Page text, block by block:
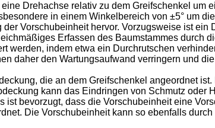
Drehachse relativ zu dem Greifschenkel um
in einem Winkelbereich von ±5° um
Vorschubeinheit hervor. Vorzugsweise ist
Erfassen des Baumstammes durch
werden, indem etwa ein Durchrutschen
daher den Wartungsaufwand verringern und
die an dem Greifschenkel angeordnet
kann das Eindringen von Schmutz
bevorzugt, dass die Vorschubeinheit eine
Die Vorschubeinheit kann so ebenfalls